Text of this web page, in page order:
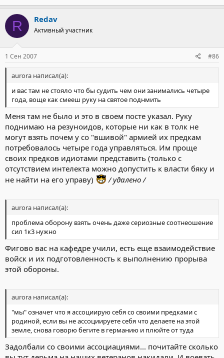
R Redav
Активный участник
1 Сен 2007 #86
aurora написал(а):
и вас там не стояло что бы судить чем они занимались четыре
года, воще как смееш руку на святое поднмить
Меня там не было и это в своем посте указал. Руку
поднимаю на резуноидов, которые ни как в толк не
могут взять почем у со "вшивой" армией их предкам
потребовалось четыре года управляться. Им проще
своих предков идиотами представить (только с
отсутствием интелекта можно допустить к власти бяку и
не найти на его управу)
/ удалено /
aurora написал(а):
проблема оборону взять очень даже сериозные соотнеошение
сил 1к3 нужно
Фигово вас на кафедре учили, есть еще взаимодействие
войск и их подготовленность к выполнению прорыва
этой обороны.
aurora написал(а):
"мы" означет что я ассоциирую себя со своими предками с
родиной, если вы не ассоциируете себя что делаете на этой
земле, снова говорю бегите в германию и плюйте от туда
Задолбали со своими ассоциациями... почитайте сколько